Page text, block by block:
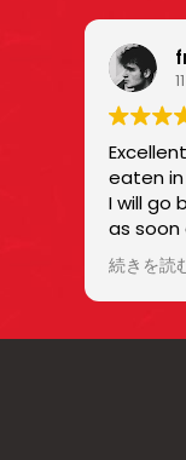
eaten in
I will go
as soon
year!
続きを読